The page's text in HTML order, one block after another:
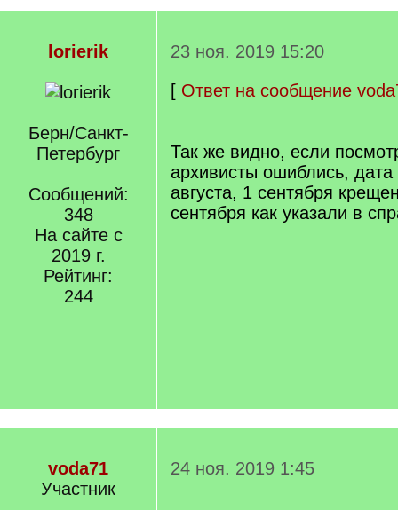
lorierik
Берн/Санкт-
Петербург
Сообщений:
348
На сайте с
2019 г.
Рейтинг:
244
23 ноя. 2019 15:20
[ Ответ на сообщение
Так же видно, если
архивисты ошиблись,
августа, 1 сентября
сентября как указали в
voda71
Участник
24 ноя. 2019 1:45